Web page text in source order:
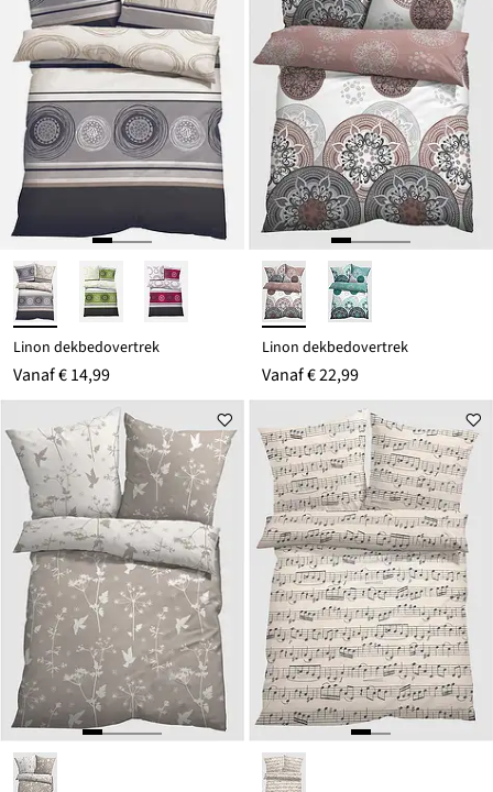
Linon dekbedovertrek
Vanaf€ 14,99
Linon dekbedovertrek
Vanaf€ 22,99